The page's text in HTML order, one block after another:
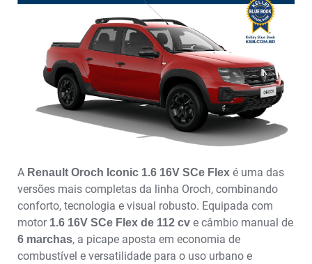
A Renault Oroch Iconic 1.6 16V SCe Flex é uma das
versões mais completas da linha Oroch, combinando
conforto, tecnologia e visual robusto. Equipada com
motor 1.6 16V SCe Flex de 112 cv e câmbio manual de
6 marchas, a picape aposta em economia de
combustível e versatilidade para o uso urbano e